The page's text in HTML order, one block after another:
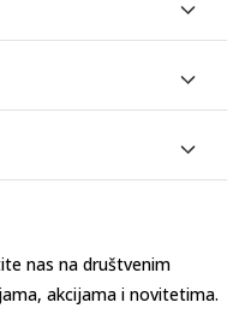
nas na društvenim
akcijama i novitetima.